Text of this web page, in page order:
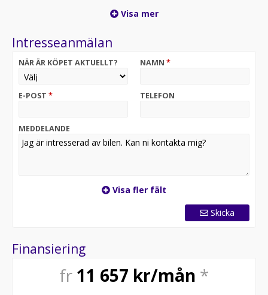
utbud av begagnade bilar och nya Mercedes-Benz
Vi tar gärna din nuvarande bil i inbyte och erbjuder
kostnadsfri värdering.
Vill du hellre sälja din bil direkt? Hör av dig – vi gör
Alla våra Mercedes-Benz Certifierade bilar levereras
med 2 års garanti från leveransdatum.
Vi reserverar oss för eventuella skrivfel eller avvikelser
i annonsen. Information om utrustning, tillbehör eller
specifikationer kan skilja sig från det faktiska fordonet.
Köparen ansvarar för att kontrollera uppgifterna vid
köp, och köpeavtalet gäller alltid före annonsens
Visa mer
Intresseanmälan
NÄR ÄR KÖPET AKTUELLT? NAMN *
E-POST * TELEFON
MEDDELANDE
Visa fler fält
Skicka
Finansiering
fr 11 657 kr/mån *